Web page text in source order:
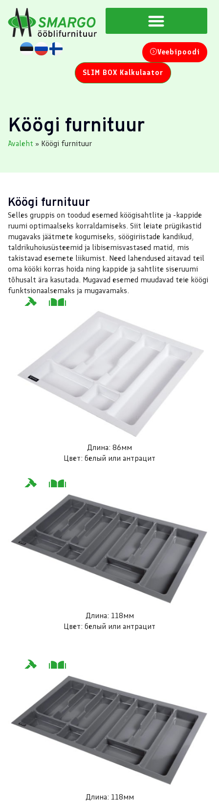
Veebipoodi
SLIM BOX Kalkulaator
Köögi furnituur
Avaleht » Köögi furnituur
Köögi furnituur
Selles gruppis on toodud esemed köögisahtlite ja -kappide
ruumi optimaalseks korraldamiseks. Siit leiate prügikastid
mugavaks jäätmete kogumiseks, söögiriistade kandikud,
taldrikuhoiusüsteemid ja libisemisvastased matid, mis
takistavad esemete liikumist. Need lahendused aitavad teil
oma kööki korras hoida ning kappide ja sahtlite siseruumi
tõhusalt ära kasutada. Mugavad esemed muudavad teie köögi
funktsionaalsemaks ja mugavamaks.
Длина: 86мм
Цвет: белый или антрацит
Длина: 118мм
Цвет: белый или антрацит
Длина: 118мм